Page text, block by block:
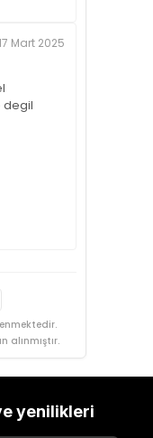
Mart 2025
degil
alınmıştır.
yenilikleri